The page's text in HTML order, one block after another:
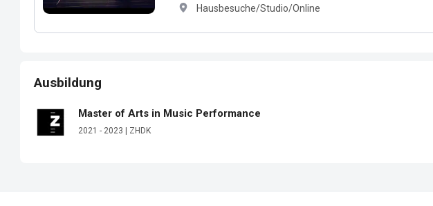
Hausbesuche/Studio/Online
Ausbildung
Master of Arts in Music Performance
2021 - 2023 | ZHDK